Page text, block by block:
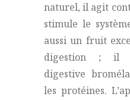
naturel, il agit
stimule le
aussi un fruit
digestion ; il
digestive
les protéines.